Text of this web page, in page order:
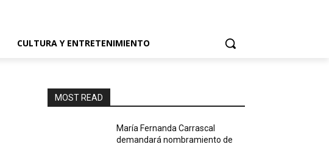
CULTURA Y ENTRETENIMIENTO
MOST READ
María Fernanda Carrascal
demandará nombramiento de